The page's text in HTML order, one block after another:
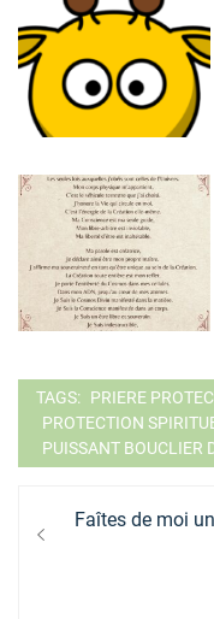
TAGS: PRIERE
PROTECTION
PUISSANT BOUCLIER
Navigation
de
Previous
Faîtes de moi